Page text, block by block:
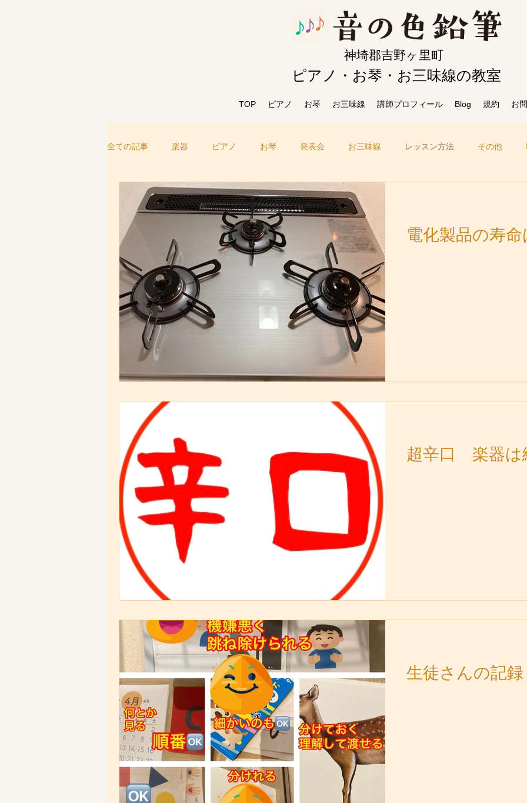
​神埼郡吉野ヶ里町
ピアノ・お琴・お三味線の教室
TOP ピアノ お琴 お三味線 講師プロフィール Blog 規約 お
全ての記事 楽器 ピアノ お琴 発表会 お三味線 レッスン方法 その他
電化製品の寿
超辛口 楽器は
生徒さんの記録